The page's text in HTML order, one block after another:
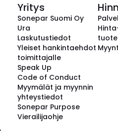
Yritys
Sonepar Suomi Oy
Ura
Laskutustiedot
Yleiset hankintaehdot
toimittajalle
Speak Up
Code of Conduct
Myymälät ja myynnin
yhteystiedot
Sonepar Purpose
Vierailijaohje